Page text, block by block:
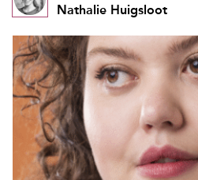
Nathalie Huigsloot